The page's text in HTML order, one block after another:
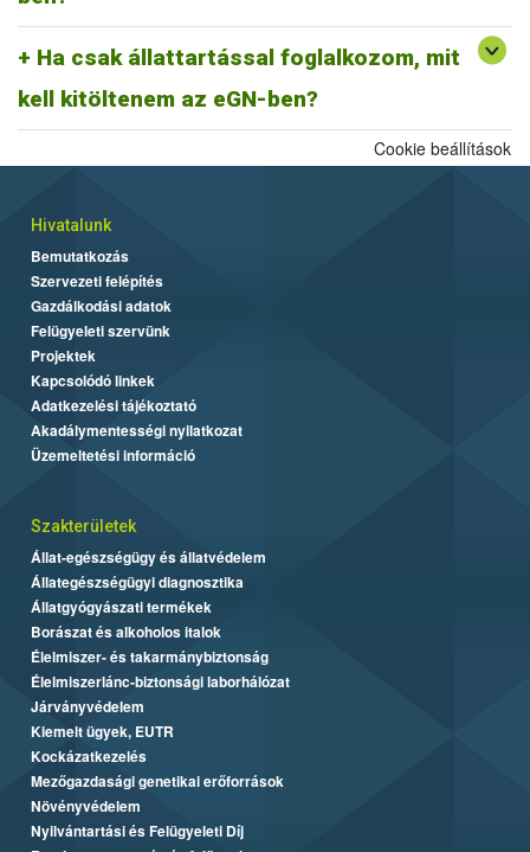
Ha csak állattartással foglalkozom, mit
kell kitöltenem az eGN-ben?
Amennyiben kérdése merül fel, várjuk levelét az
egn@nebih.gov.hu
email címen.
Cookie beállítások
Hivatalunk
Bemutatkozás
Szervezeti felépítés
Gazdálkodási adatok
Felügyeleti szervünk
Projektek
Kapcsolódó linkek
Adatkezelési tájékoztató
Akadálymentességi nyilatkozat
Üzemeltetési információ
Szakterületek
Állat-egészségügy és állatvédelem
Állategészségügyi diagnosztika
Állatgyógyászati termékek
Borászat és alkoholos italok
Élelmiszer- és takarmánybiztonság
Élelmiszerlánc-biztonsági laborhálózat
Járványvédelem
Kiemelt ügyek, EUTR
Kockázatkezelés
Mezőgazdasági genetikai erőforrások
Növényvédelem
Nyilvántartási és Felügyeleti Díj